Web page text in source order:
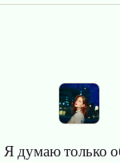
думаю только